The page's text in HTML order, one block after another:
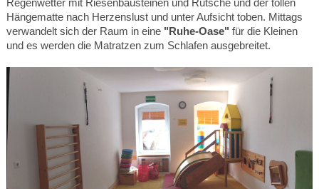
Hängematte nach Herzenslust und unter Aufsicht toben. Mittags
verwandelt sich der Raum in eine "Ruhe-Oase" für die Kleinen
und es werden die Matratzen zum Schlafen ausgebreitet.